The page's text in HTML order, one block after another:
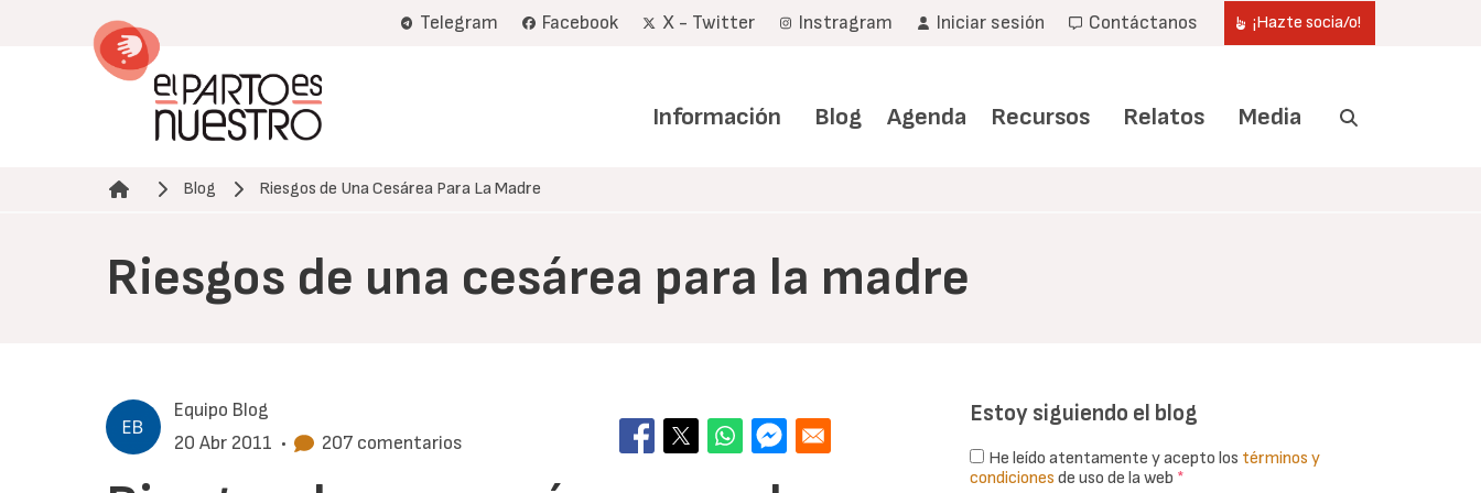
Telegram Facebook X - Twitter Instragram Iniciar sesión Contáctanos ¡Hazte socia/o!
Información Blog Agenda Recursos Relatos Media
Ruta de navegación
Blog Riesgos de Una Cesárea Para La Madre
Riesgos de una cesárea para la madre
Equipo Blog
20 Abr 2011 • 207 comentarios
Estoy siguiendo el blog
He leído atentamente y acepto los términos y
condiciones de uso de la web *